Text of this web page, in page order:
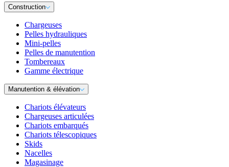
Construction
Chargeuses
Pelles hydrauliques
Mini-pelles
Pelles de manutention
Tombereaux
Gamme électrique
Manutention & élévation
Chariots élévateurs
Chargeuses articulées
Chariots embarqués
Chariots télescopiques
Skids
Nacelles
Magasinage